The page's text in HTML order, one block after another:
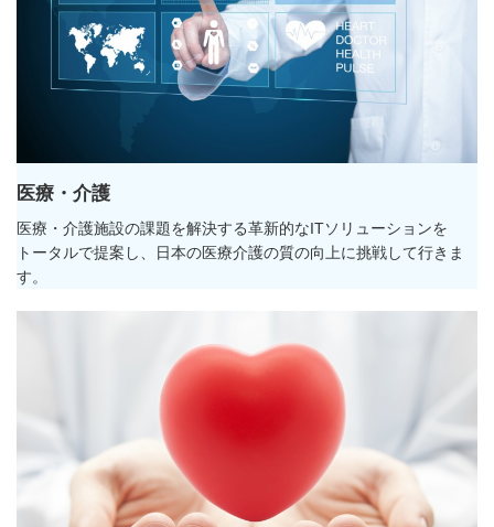
医療・介護
医療・介護施設の課題を解決する革新的なITソリューションを
トータルで提案し、日本の医療介護の質の向上に挑戦して行きま
す。